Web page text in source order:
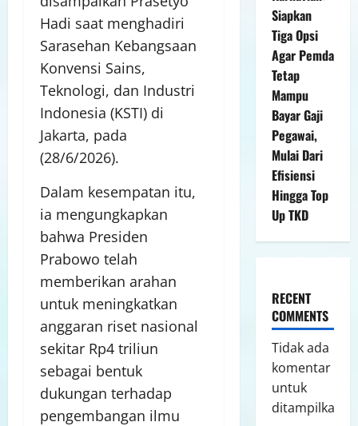
Hadi saat menghadiri
Sarasehan Kebangsaan
Konvensi Sains,
Teknologi, dan Industri
Indonesia (KSTI) di
Jakarta, pada
(28/6/2026).
Dalam kesempatan itu,
ia mengungkapkan
bahwa Presiden
Prabowo telah
memberikan arahan
untuk meningkatkan
anggaran riset nasional
sekitar Rp4 triliun
sebagai bentuk
dukungan terhadap
pengembangan ilmu
Siapkan
Tiga Opsi
Agar Pemda
Tetap
Mampu
Bayar Gaji
Pegawai,
Mulai Dari
Efisiensi
Hingga Top
Up TKD
RECENT
COMMENTS
Tidak ada
komentar
untuk
ditampilkan.